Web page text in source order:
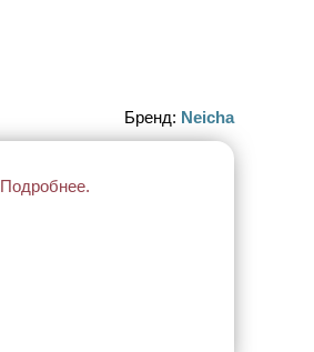
Бренд: Neicha
Подробнее.